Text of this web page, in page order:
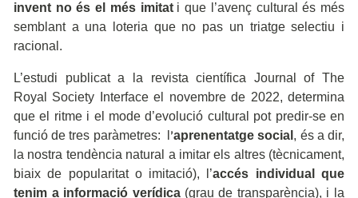
invent no és el més imitat i que l’avenç cultural és més
semblant a una loteria que no pas un triatge selectiu i
racional.
L’estudi publicat a la revista científica Journal of The
Royal Society Interface el novembre de 2022, determina
que el ritme i el mode d’evolució cultural pot predir-se en
funció de tres paràmetres: l
’aprenentatge social , és a dir,
la nostra tendència natural a imitar els altres (tècnicament,
biaix de popularitat o imitació), l’accés individual que
tenim a informació verídica (grau de transparència), i la